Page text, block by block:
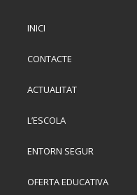
INICI
CONTACTE
ACTUALITAT
L’ESCOLA
ENTORN SEGUR
OFERTA EDUCATIVA